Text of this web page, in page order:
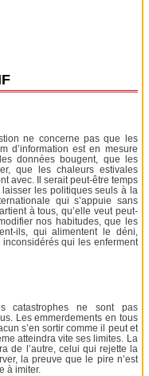
ne concerne pas que les
d’information est en mesure
données bougent, que les
que les chaleurs estivales
avec. Il serait peut-être temps
les politiques seuls à la
qui s’appuie sans
à tous, qu’elle veut peut-
nos habitudes, que les
ils, qui alimentent le déni,
inconsidérés qui les enferment
catastrophes ne sont pas
Les emmerdements en tous
s’en sortir comme il peut et
atteindra vite ses limites. La
de l’autre, celui qui rejette la
la preuve que le pire n’est
à imiter.